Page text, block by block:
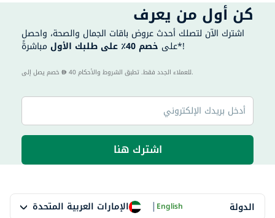
كن أول من يعرف
اشترك الآن لتصلك أحدث عروض باقات الجمال والصحة، واحصل
على خصم 40٪ على طلبك الأول مباشرةً*!
40 للعملاء الجدد فقط. تطبق الشروط والأحكام.
اشترك هنا
الدولة الإمارات العربية المتحدة |English